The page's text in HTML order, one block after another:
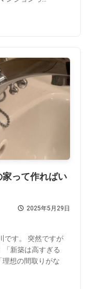
家って作ればい
2025年5月29日
です。 突然ですが
新築は高すぎる
理想の間取りがな